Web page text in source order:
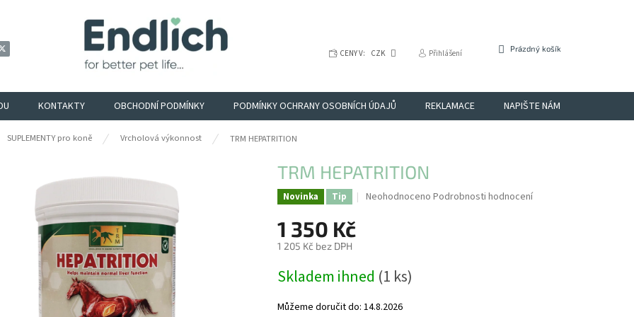
CENY V: CZK Přihlášení
NÁKUPNÍ
Prázdný košík
KONTAKTY OBCHODNÍ PODMÍNKY PODMÍNKY OCHRANY OSOBNÍCH ÚDAJŮ REKLAMACE NAPIŠTE NÁM
SUPLEMENTY pro koně Vrcholová výkonnost TRM HEPATRITION
TRM HEPATRITION
Novinka Tip
Průměrné
5
Neohodnoceno Podrobnosti hodnocení
1 350 Kč
1 205 Kč bez DPH
cena:
Skladem ihned (1 ks)
Můžeme doručit do: 14.8.2026